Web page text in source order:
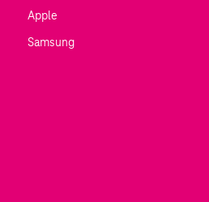
Apple
Samsung